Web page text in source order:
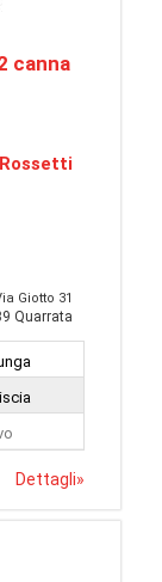
canna
Rossetti
Giotto 31
Quarrata
Dettagli»